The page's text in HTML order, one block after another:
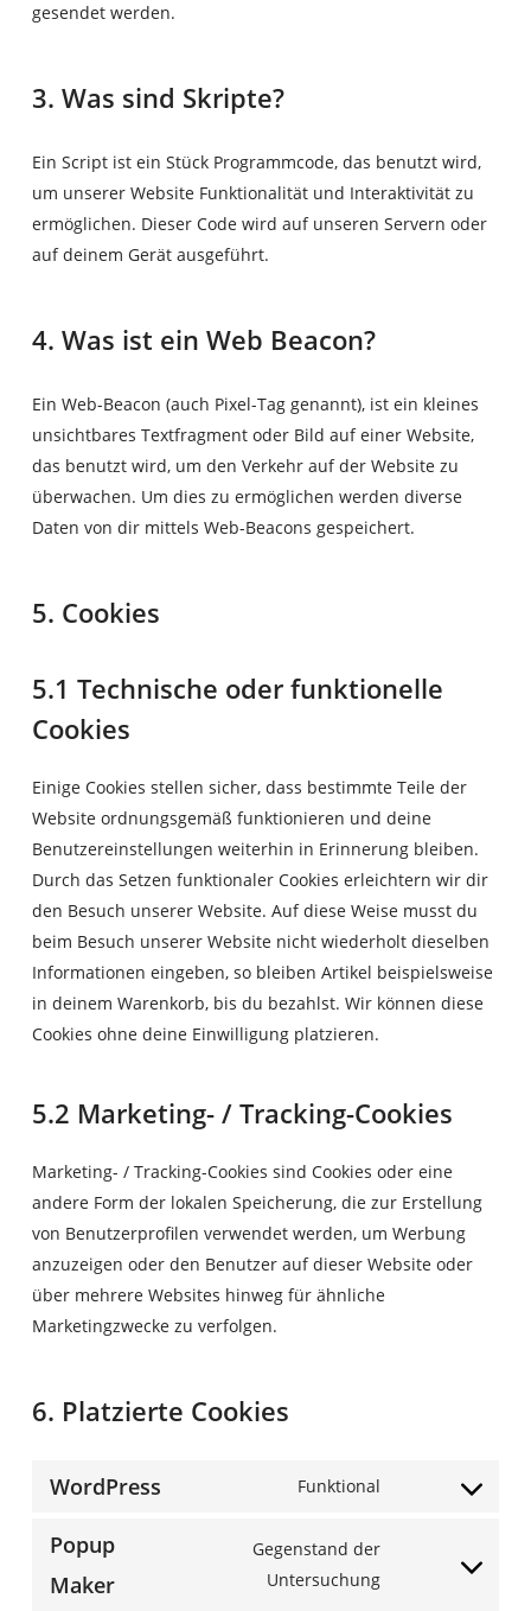
gesendet werden.
3. Was sind Skripte?
Ein Script ist ein Stück Programmcode, das benutzt wird,
um unserer Website Funktionalität und Interaktivität zu
ermöglichen. Dieser Code wird auf unseren Servern oder
auf deinem Gerät ausgeführt.
4. Was ist ein Web Beacon?
Ein Web-Beacon (auch Pixel-Tag genannt), ist ein kleines
unsichtbares Textfragment oder Bild auf einer Website,
das benutzt wird, um den Verkehr auf der Website zu
überwachen. Um dies zu ermöglichen werden diverse
Daten von dir mittels Web-Beacons gespeichert.
5. Cookies
5.1 Technische oder funktionelle
Cookies
Einige Cookies stellen sicher, dass bestimmte Teile der
Website ordnungsgemäß funktionieren und deine
Benutzereinstellungen weiterhin in Erinnerung bleiben.
Durch das Setzen funktionaler Cookies erleichtern wir dir
den Besuch unserer Website. Auf diese Weise musst du
beim Besuch unserer Website nicht wiederholt dieselben
Informationen eingeben, so bleiben Artikel beispielsweise
in deinem Warenkorb, bis du bezahlst. Wir können diese
Cookies ohne deine Einwilligung platzieren.
5.2 Marketing- / Tracking-Cookies
Marketing- / Tracking-Cookies sind Cookies oder eine
andere Form der lokalen Speicherung, die zur Erstellung
von Benutzerprofilen verwendet werden, um Werbung
anzuzeigen oder den Benutzer auf dieser Website oder
über mehrere Websites hinweg für ähnliche
Marketingzwecke zu verfolgen.
6. Platzierte Cookies
WordPress Funktional
Popup
Maker
Gegenstand der
Untersuchung